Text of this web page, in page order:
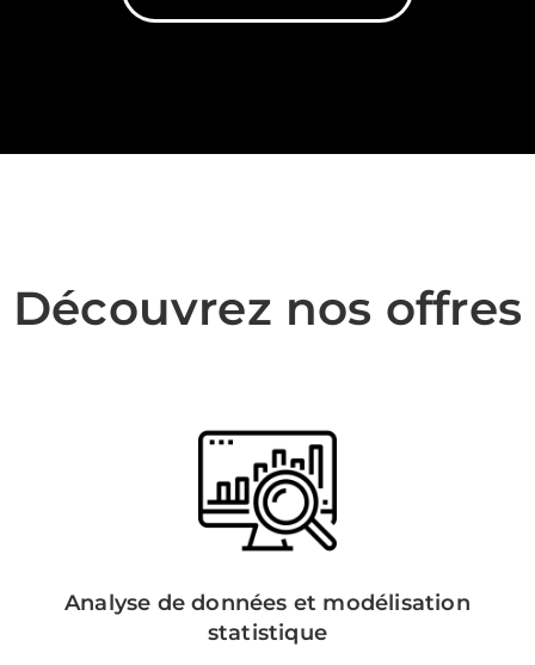
Découvrez nos offres
Analyse de données et modélisation
statistique